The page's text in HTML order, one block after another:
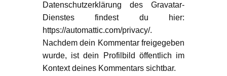
Datenschutzerklärung des Gravatar-
Dienstes findest du hier:
https://automattic.com/privacy/.
Nachdem dein Kommentar freigegeben
wurde, ist dein Profilbild öffentlich im
Kontext deines Kommentars sichtbar.